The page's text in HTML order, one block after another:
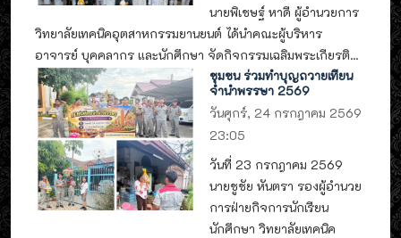
นายพิเชษฐ์ หาดี ผู้อำนวยการ
วิทยาลัยเทคนิคอุตสาหกรรมยานยนต์ ได้นำคณะผู้บริหาร
อาจารย์ บุคคลากร และนักศึกษา จัดกิจกรรมเฉลิมพระเกียรติ...
ชุมชน ร่วมทำบุญถวายเทียน
จำนำพรรษา 2569
วันศุกร์, 24 กรกฎาคม 2569
23:05
วันที่ 23 กรกฎาคม 2569
นายชูชัย หันตรา รองผู้อำนวย
การฝ่ายกิจการนักเรียน
นักศึกษา วิทยาลัยเทคนิค